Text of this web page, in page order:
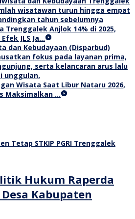
Trenggalek Anjlok 14% di 2025,
JLS Ja…
Wisata Saat Libur Nataru 2026,
Maksimalkan …
Hukum Raperda
Kabupaten